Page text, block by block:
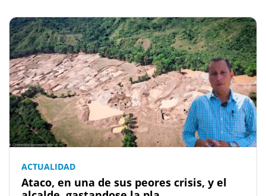
ACTUALIDAD
Ataco, en una de sus peores crisis, y el